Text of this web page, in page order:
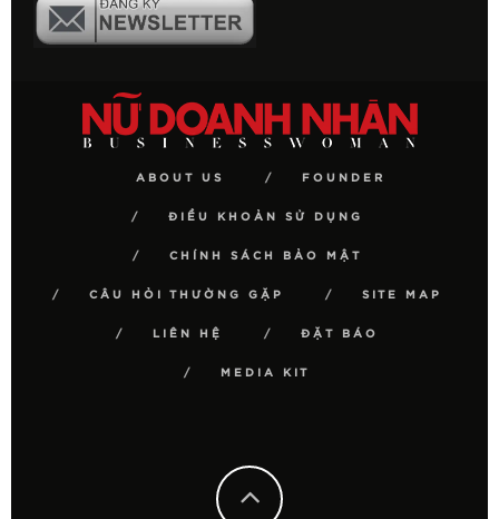
ABOUT US FOUNDER
ĐIỀU KHOẢN SỬ DỤNG
CHÍNH SÁCH BẢO MẬT
CÂU HỎI THƯỜNG GẶP SITE MAP
LIÊN HỆ ĐẶT BÁO
MEDIA KIT